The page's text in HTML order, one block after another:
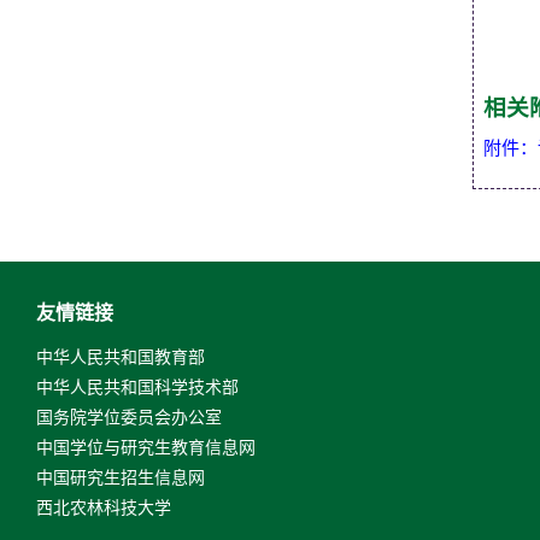
相关
附件
友情链接
中华人民共和国教育部
中华人民共和国科学技术部
国务院学位委员会办公室
中国学位与研究生教育信息网
中国研究生招生信息网
西北农林科技大学